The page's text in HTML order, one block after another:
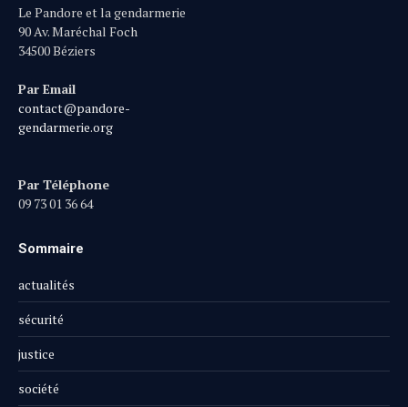
Le Pandore et la gendarmerie
90 Av. Maréchal Foch
34500 Béziers
Par Email
contact@pandore-
gendarmerie.org
Par Téléphone
09 73 01 36 64
Sommaire
actualités
sécurité
justice
société